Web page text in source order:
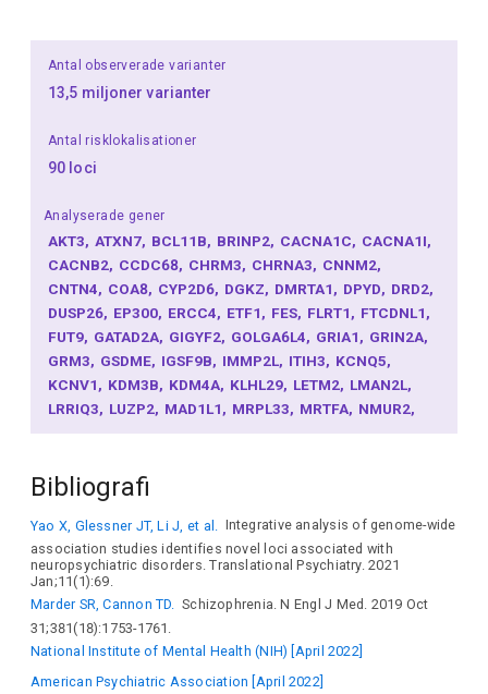
Antal observerade varianter
13,5 miljoner varianter
Antal risklokalisationer
90 loci
Analyserade gener
AKT3 ATXN7 BCL11B BRINP2 CACNA1C CACNA1I
CACNB2 CCDC68 CHRM3 CHRNA3 CNNM2
CNTN4 COA8 CYP2D6 DGKZ DMRTA1 DPYD DRD2
DUSP26 EP300 ERCC4 ETF1 FES FLRT1 FTCDNL1
FUT9 GATAD2A GIGYF2 GOLGA6L4 GRIA1 GRIN2A
GRM3 GSDME IGSF9B IMMP2L ITIH3 KCNQ5
KCNV1 KDM3B KDM4A KLHL29 LETM2 LMAN2L
LRRIQ3 LUZP2 MAD1L1 MRPL33 MRTFA NMUR2
NRGN NUDT12 PAH PCLO PCNX1 PGBD1
PTGIS PTN PTPRU
SHMT2 SLC39A8
STAG1 TAOK2 TCF4 TMTC1 TRANK1 TRIM8
TSNARE1 VPS45 VRK2 ZNF804A ZSWIM6
Bibliografi
Yao X, Glessner JT, Li J, et al.
Integrative analysis of genome-wide
association studies identifies novel loci associated with
neuropsychiatric disorders. Translational Psychiatry. 2021
Jan;11(1):69.
Marder SR, Cannon TD. Schizophrenia. N Engl J Med. 2019 Oct
31;381(18):1753-1761.
National Institute of Mental Health (NIH) [April 2022]
American Psychiatric Association [April 2022]